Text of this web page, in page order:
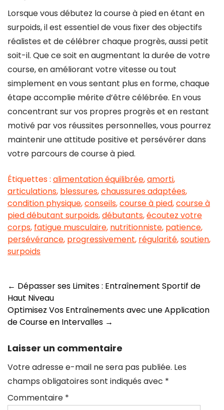
Lorsque vous débutez la course à pied en étant en
surpoids, il est essentiel de vous fixer des objectifs
réalistes et de célébrer chaque progrès, aussi petit
soit-il. Que ce soit en augmentant la durée de votre
course, en améliorant votre vitesse ou tout
simplement en vous sentant plus en forme, chaque
étape accomplie mérite d’être célébrée. En vous
concentrant sur vos propres progrès et en restant
motivé par vos réussites personnelles, vous pourrez
maintenir une attitude positive et persévérer dans
votre parcours de course à pied.
Étiquettes : alimentation équilibrée,amorti,
articulations, blessures,chaussures adaptées,
condition physique,conseils,course à pied,course à
pied débutant surpoids,débutants,écoutez votre
corps, fatigue musculaire, nutritionniste, patience,
persévérance, progressivement, régularité,soutien,
surpoids
Navigation
des
articles
← Dépasser ses Limites : Entraînement Sportif de
Haut Niveau
Optimisez Vos Entraînements avec une Application
de Course en Intervalles →
Laisser un commentaire
Votre adresse e-mail ne sera pas publiée. Les
champs obligatoires sont indiqués avec *
Commentaire *